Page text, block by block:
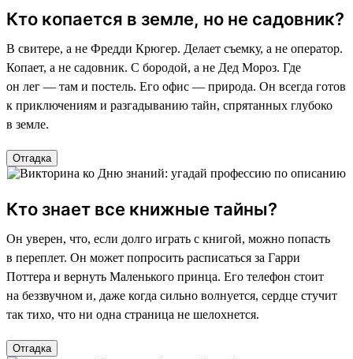
Кто копается в земле, но не садовник?
В свитере, а не Фредди Крюгер. Делает съемку, а не оператор.
Копает, а не садовник. С бородой, а не Дед Мороз. Где
он лег — там и постель. Его офис — природа. Он всегда готов
к приключениям и разгадыванию тайн, спрятанных глубоко
в земле.
Отгадка
Кто знает все книжные тайны?
Он уверен, что, если долго играть с книгой, можно попасть
в переплет. Он может попросить расписаться за Гарри
Поттера и вернуть Маленького принца. Его телефон стоит
на беззвучном и, даже когда сильно волнуется, сердце стучит
так тихо, что ни одна страница не шелохнется.
Отгадка